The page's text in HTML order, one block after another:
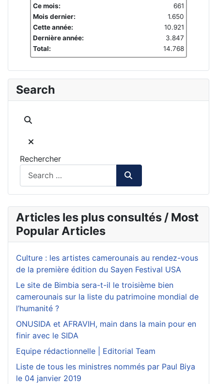
Ce mois:
661
Mois dernier:
1.650
Cette année:
10.921
Dernière année:
3.847
Total:
14.768
Search
Rechercher
Articles les plus consultés / Most
Popular Articles
Culture : les artistes camerounais au rendez-vous
de la première édition du Sayen Festival USA
Le site de Bimbia sera-t-il le troisième bien
camerounais sur la liste du patrimoine mondial de
l’humanité ?
ONUSIDA et AFRAVIH, main dans la main pour en
finir avec le SIDA
Equipe rédactionnelle | Editorial Team
Liste de tous les ministres nommés par Paul Biya
le 04 janvier 2019